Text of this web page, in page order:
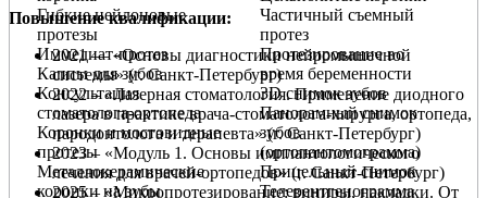
Повышение квалификации:
2021 — «Основы диагностики нейромышечной
системы» (г. Санкт-Петербург)
2022 – «Лазерная стоматология. Применение диодного
лазера в практике врача-стоматолога-хирурга, ортопеда,
пародонтолога и терапевта» (г. Санкт-Петербург)
2023 – «Модуль 1. Основы имплантологического
лечения для врачей-ортопедов» (г. Санкт-Петербург)
2025 – «Микропротезирование: виниры, накладки. От
Гибкие нейлоновые
протезы
Иммедиат-протез
Каппы для зубов
Консультация
стоматолога-ортопеда
Коронки и мостовидные
протезы
Металлокерамические
коронки на зубы
Частичный съемный
протез
Протезирование во
время беременности
3D снимок зубов
Панорамный снимок
зубов
(ортопантомограмма)
Прицельный снимок
Телерентгенограмма